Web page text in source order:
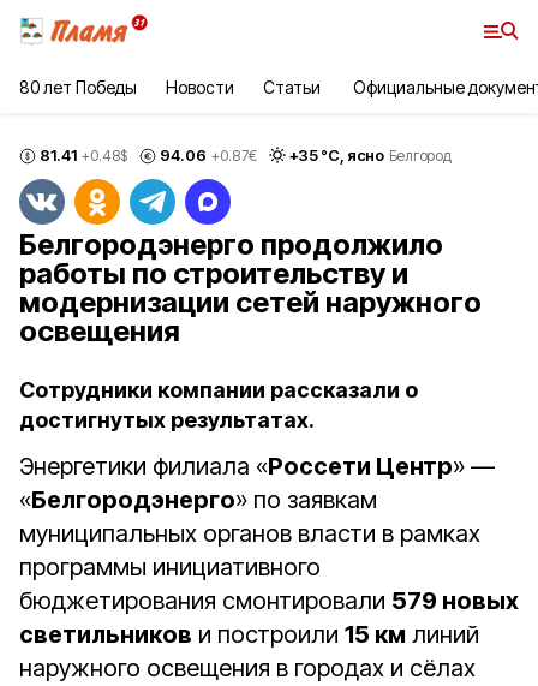
80 лет Победы Новости Статьи Официальные
81.41 +0.48$ 94.06 +0.87€ +35°С, ясно Белгород
Белгородэнерго продолжило
работы по строительству и
модернизации сетей наружного
освещения
Сотрудники компании рассказали о
достигнутых результатах.
Энергетики филиала «Россети Центр» —
«Белгородэнерго» по заявкам
муниципальных органов власти в рамках
программы инициативного
бюджетирования смонтировали 579 новых
светильников и построили 15 км линий
наружного освещения в городах и сёлах